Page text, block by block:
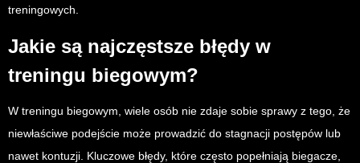
treningowych.
Jakie są najczęstsze błędy w
treningu biegowym?
W treningu biegowym, wiele osób nie zdaje sobie sprawy z tego, że
niewłaściwe podejście może prowadzić do stagnacji postępów lub
nawet kontuzji. Kluczowe błędy, które często popełniają biegacze,